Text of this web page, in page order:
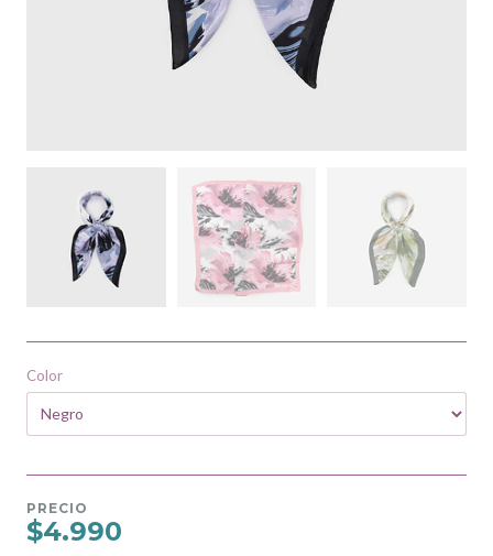
Color
PRECIO
$4.990